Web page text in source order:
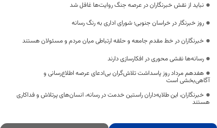
نباید از نقش خبرنگاران در عرصه جنگ روایت‌ها غافل شد
روز خبرنگار در خراسان جنوبی؛ شورای اداری به رنگ رسانه
خبرنگاران در خط مقدم جامعه و حلقه ارتباطی میان مردم و مسئولان هستند
رسانه‌ها نقشی محوری در افکارسازی دارند
هفدهم مرداد روز پاسداشت تلاش‌گران بی‌ادعای عرصه اطلاع‌رسانی و
آگاهی‌بخشی است
خبرنگاران، این طلایه‌داران راستین خدمت در رسانه، انسان‌های پرتلاش و فداکاری
هستند